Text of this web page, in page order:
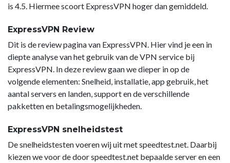
is 4.5. Hiermee scoort ExpressVPN hoger dan gemiddeld.
ExpressVPN Review
Dit is de review pagina van ExpressVPN. Hier vind je een in
diepte analyse van het gebruik van de VPN service bij
ExpressVPN. In deze review gaan we dieper in op de
volgende elementen: Snelheid, installatie, app gebruik, het
aantal servers en landen, support en de verschillende
pakketten en betalingsmogelijkheden.
ExpressVPN snelheidstest
De snelheidstesten voeren wij uit met speedtest.net. Daarbij
kiezen we voor de door speedtest.net bepaalde server en een